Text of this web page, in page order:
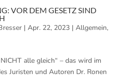
VOR DEM GESETZ SIND
| Apr. 22, 2023| Allgemein,
alle gleich“ – das wird im
Juristen und Autoren Dr. Ronen